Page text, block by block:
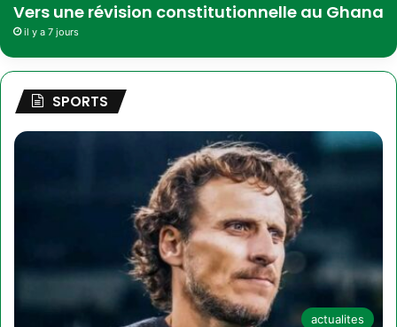
Vers une révision constitutionnelle au Ghana
il y a 7 jours
SPORTS
actualites